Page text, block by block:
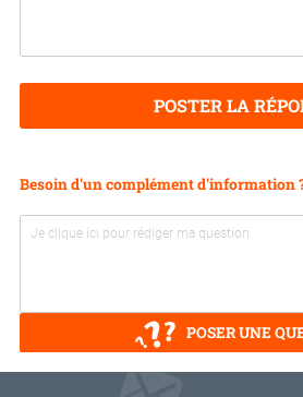
POSTER LA
Besoin d'un complément d'information
POSER UNE